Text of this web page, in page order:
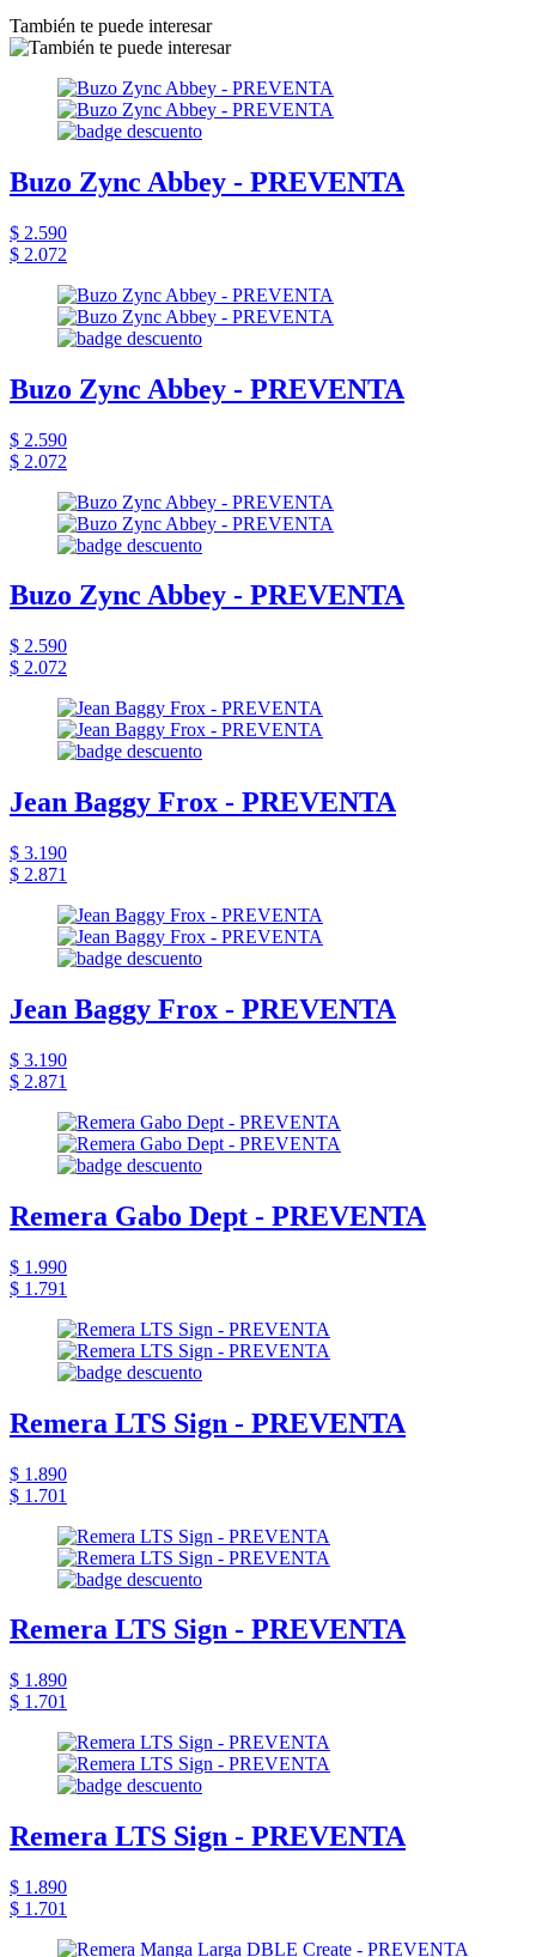
También te puede interesar
Buzo Zync Abbey - PREVENTA
$ 2.590
$ 2.072
Buzo Zync Abbey - PREVENTA
$ 2.590
$ 2.072
Buzo Zync Abbey - PREVENTA
$ 2.590
$ 2.072
Jean Baggy Frox - PREVENTA
$ 3.190
$ 2.871
Jean Baggy Frox - PREVENTA
$ 3.190
$ 2.871
Remera Gabo Dept - PREVENTA
$ 1.990
$ 1.791
Remera LTS Sign - PREVENTA
$ 1.890
$ 1.701
Remera LTS Sign - PREVENTA
$ 1.890
$ 1.701
Remera LTS Sign - PREVENTA
$ 1.890
$ 1.701